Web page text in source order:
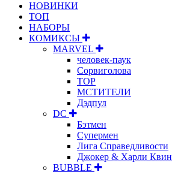
НОВИНКИ
ТОП
НАБОРЫ
КОМИКСЫ
MARVEL
человек-паук
Сорвиголова
ТОР
МСТИТЕЛИ
Дэдпул
DC
Бэтмен
Супермен
Лига Справедливости
Джокер & Харли Квин
BUBBLE